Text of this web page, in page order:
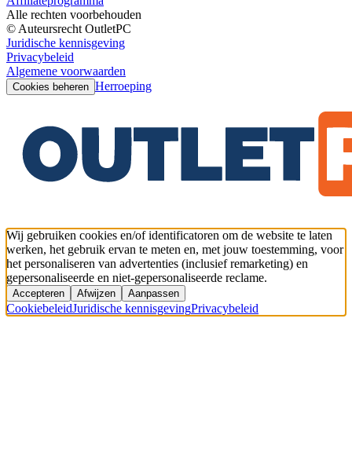
Alle rechten voorbehouden
© Auteursrecht OutletPC
Juridische kennisgeving
Privacybeleid
Algemene voorwaarden
Cookies beheren Herroeping
Wij gebruiken cookies en/of identificatoren om de website te laten
werken, het gebruik ervan te meten en, met jouw toestemming, voor
het personaliseren van advertenties (inclusief remarketing) en
gepersonaliseerde en niet-gepersonaliseerde reclame.
Accepteren Afwijzen Aanpassen
CookiebeleidJuridische kennisgevingPrivacybeleid